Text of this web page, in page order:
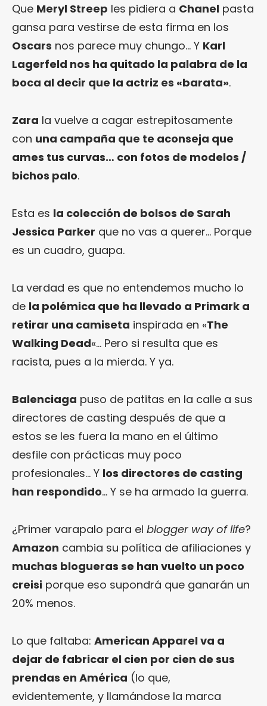
Que Meryl Streep les pidiera a Chanel pasta
gansa para vestirse de esta firma en los
Oscars nos parece muy chungo… Y Karl
Lagerfeld nos ha quitado la palabra de la
boca al decir que la actriz es «barata».
Zara la vuelve a cagar estrepitosamente
con una campaña que te aconseja que
ames tus curvas… con fotos de modelos /
bichos palo.
Esta es la colección de bolsos de Sarah
Jessica Parker que no vas a querer… Porque
es un cuadro, guapa.
La verdad es que no entendemos mucho lo
de la polémica que ha llevado a Primark a
retirar una camiseta inspirada en «The
Walking Dead«… Pero si resulta que es
racista, pues a la mierda. Y ya.
Balenciaga puso de patitas en la calle a sus
directores de casting después de que a
estos se les fuera la mano en el último
desfile con prácticas muy poco
profesionales… Y los directores de casting
han respondido… Y se ha armado la guerra.
¿Primer varapalo para el blogger way of life?
Amazon cambia su política de afiliaciones y
muchas blogueras se han vuelto un poco
creisi porque eso supondrá que ganarán un
20% menos.
Lo que faltaba: American Apparel va a
dejar de fabricar el cien por cien de sus
prendas en América (lo que,
evidentemente, y llamándose la marca